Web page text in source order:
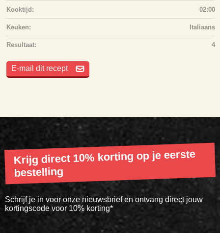
Kooktijd: 02:00
Keuken: Italiaans
Resultaat: 4
E-mail dit recept
Krijg direct 10% korting op je eerste
bestelling
Schrijf je in voor onze nieuwsbrief en ontvang direct jouw
kortingscode voor 10% korting*